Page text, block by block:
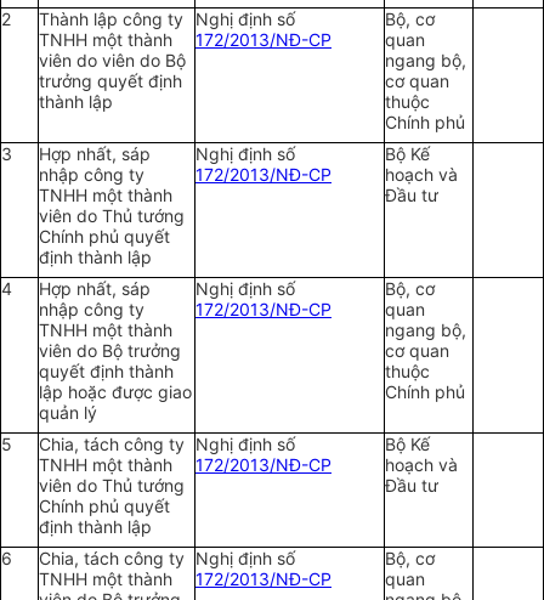
2
Thành lập công ty
TNHH một thành
viên do viên do Bộ
trưởng quyết định
thành lập
Nghị định số
172/2013/NĐ-CP
Bộ, cơ
quan
ngang bộ,
cơ quan
thuộc
Chính phủ
3
Hợp nhất, sáp
nhập công ty
TNHH một thành
viên do Thủ tướng
Chính phủ quyết
định thành lập
Nghị định số
172/2013/NĐ-CP
Bộ Kế
hoạch và
Đầu tư
4
Hợp nhất, sáp
nhập công ty
TNHH một thành
viên do Bộ trưởng
quyết định thành
lập hoặc được giao
quản lý
Nghị định số
172/2013/NĐ-CP
Bộ, cơ
quan
ngang bộ,
cơ quan
thuộc
Chính phủ
5
Chia, tách công ty
TNHH một thành
viên do Thủ tướng
Chính phủ quyết
định thành lập
Nghị định số
172/2013/NĐ-CP
Bộ Kế
hoạch và
Đầu tư
6
Chia, tách công ty
TNHH một thành
Nghị định số
172/2013/NĐ-CP
Bộ, cơ
quan